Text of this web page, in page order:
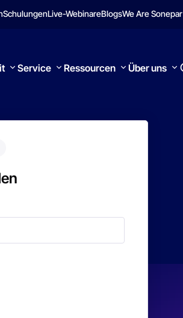
SchulungenLive-WebinareBlogsWe Are Sonepar
Service Ressourcen Über uns